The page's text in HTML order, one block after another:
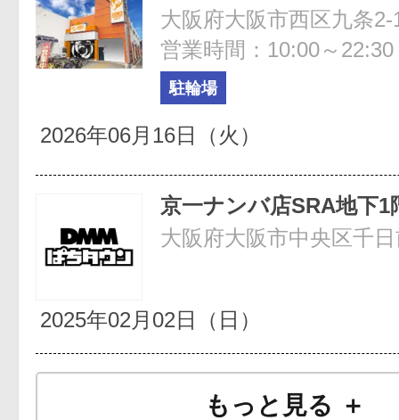
大阪府大阪市西区九条2-
営業時間：10:00～22:30
駐輪場
2026年06月16日（火）
京一ナンバ店SRA地下1
2025年02月02日（日）
もっと見る ＋